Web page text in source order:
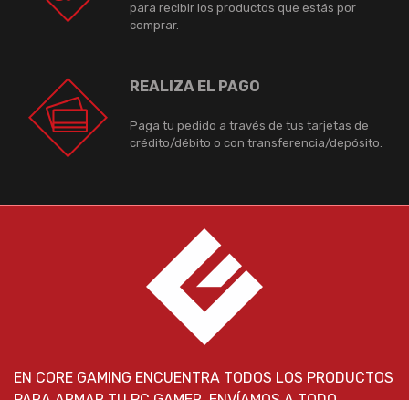
para recibir los productos que estás por
comprar.
REALIZA EL PAGO
Paga tu pedido a través de tus tarjetas de
crédito/débito o con transferencia/depósito.
EN CORE GAMING ENCUENTRA TODOS LOS PRODUCTOS